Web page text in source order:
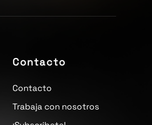
Contacto
Contacto
Trabaja con nosotros